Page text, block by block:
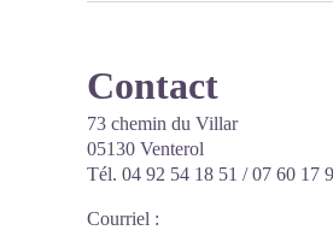
Contact
73 chemin du Villar
05130 Venterol
Tél. 04 92 54 18 51 / 07 60 17
Courriel :